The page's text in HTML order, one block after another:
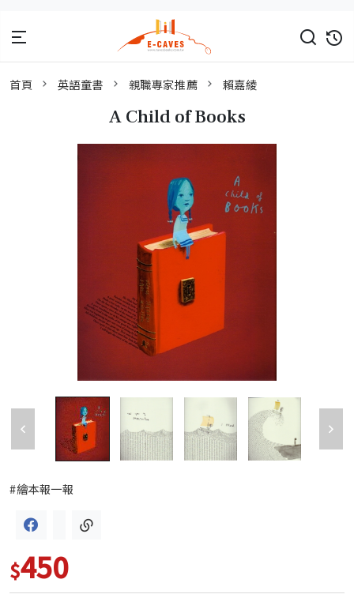
首頁 英語童書 親職專家推薦 賴嘉綾
A Child of Books
#繪本報一報
$450